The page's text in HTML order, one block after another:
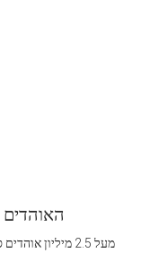
האוהדים
מעל 2.5 מיליון